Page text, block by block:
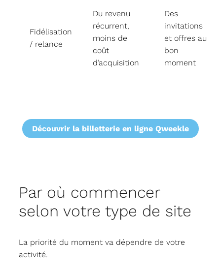
Fidélisation
/ relance
Du revenu
récurrent,
moins de
coût
d’acquisition
Des
invitations
et offres au
bon
moment
Découvrir la billetterie en ligne Qweekle
Par où commencer
selon votre type de site
La priorité du moment va dépendre de votre
activité.